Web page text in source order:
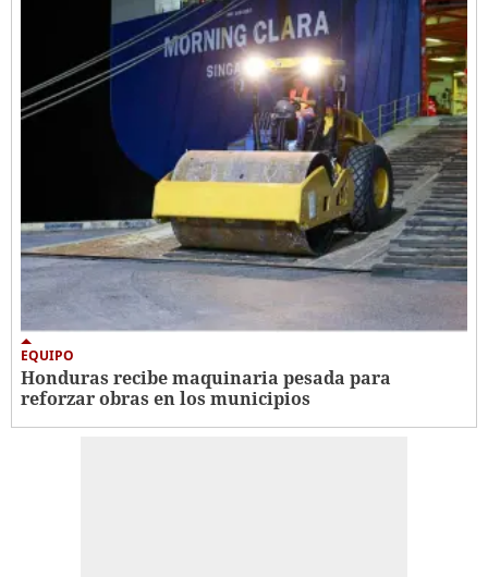
EQUIPO
Honduras recibe maquinaria pesada para
reforzar obras en los municipios